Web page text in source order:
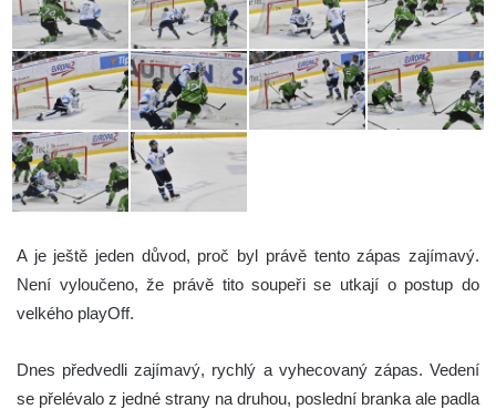
A je ještě jeden důvod, proč byl právě tento zápas zajímavý.
Není vyloučeno, že právě tito soupeři se utkají o postup do
velkého playOff.
Dnes předvedli zajímavý, rychlý a vyhecovaný zápas. Vedení
se přelévalo z jedné strany na druhou, poslední branka ale padla